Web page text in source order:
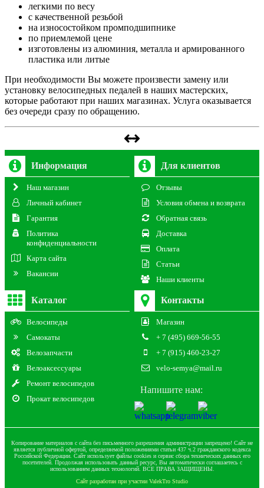
легкими по весу
с качественной резьбой
на износостойком промподшипнике
по приемлемой цене
изготовлены из алюминия, металла и армированного
пластика или литые
При необходимости Вы можете произвести замену или
установку велосипедных педалей в наших мастерских,
которые работают при наших магазинах. Услуга оказывается
без очереди сразу по обращению.
Информация
Наш магазин
Личный кабинет
Гарантия
Политика
конфиденциальности
Карта сайта
Вакансии
Для клиентов
Отзывы
Условия обмена и возврата
Обратная связь
Доставка
Оплата
Статьи
Наши клиенты
Каталог
Велосипеды
Самокаты
Велозапчасти
Велоаксессуары
Ремонт велосипедов
Прокат велосипедов
Контакты
Магазин
+ 7 (495) 669-56-55
+ 7 (915) 460-23-27
velo-semya@mail.ru
Напишите нам:
Копирование материалов с сайта без письменного разрешения администрации запрещено! Сайт не
является публичной офертой, определяемой положениями статьи 437 ч.2 гражданского кодекса
Российской Федерации. Сайт использует файлы cookies и сервис сбора технических данных его
посетителей. Продолжая использовать данный ресурс, Вы автоматически соглашаетесь с
использованием данных технологий. ВСЕ ПРАВА ЗАЩИЩЕНЫ.
Сайт разработан при участии ValekTro Studio